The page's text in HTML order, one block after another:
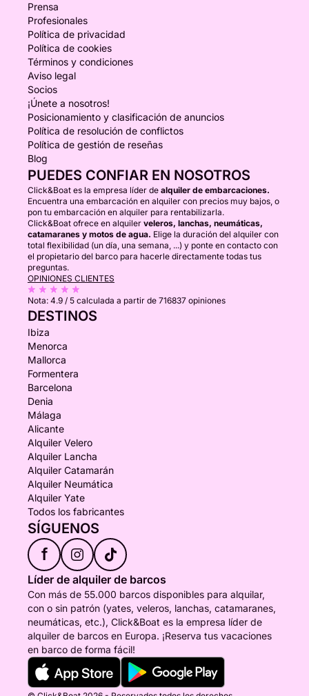
Prensa
Profesionales
Política de privacidad
Política de cookies
Términos y condiciones
Aviso legal
Socios
¡Únete a nosotros!
Posicionamiento y clasificación de anuncios
Política de resolución de conflictos
Política de gestión de reseñas
Blog
PUEDES CONFIAR EN NOSOTROS
Click&Boat es la empresa líder de alquiler de embarcaciones.
Encuentra una embarcación en alquiler con precios muy bajos, o
pon tu embarcación en alquiler para rentabilizarla.
Click&Boat ofrece en alquiler veleros, lanchas, neumáticas,
catamaranes y motos de agua. Elige la duración del alquiler con
total flexibilidad (un día, una semana, ...) y ponte en contacto con
el propietario del barco para hacerle directamente todas tus
preguntas.
OPINIONES CLIENTES
Nota: 4.9 / 5 calculada a partir de 716837 opiniones
DESTINOS
Ibiza
Menorca
Mallorca
Formentera
Barcelona
Denia
Málaga
Alicante
Alquiler Velero
Alquiler Lancha
Alquiler Catamarán
Alquiler Neumática
Alquiler Yate
Todos los fabricantes
SÍGUENOS
f
Líder de alquiler de barcos
Con más de 55.000 barcos disponibles para alquilar,
con o sin patrón (yates, veleros, lanchas, catamaranes,
neumáticas, etc.), Click&Boat es la empresa líder de
alquiler de barcos en Europa. ¡Reserva tus vacaciones
en barco de forma fácil!